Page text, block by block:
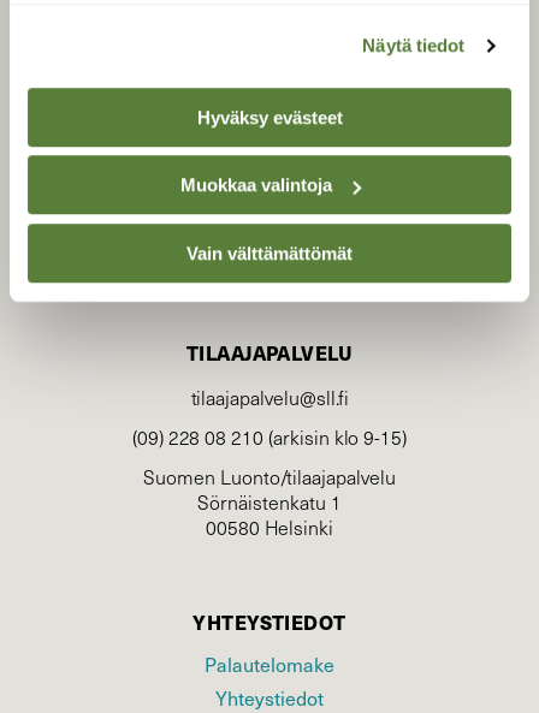
Näytä tiedot
Hyväksy evästeet
Muokkaa valintoja
Vain välttämättömät
luonnonsuojelu­liitto.
TILAAJAPALVELU
tilaajapalvelu@sll.fi
(09) 228 08 210 (arkisin klo 9-15)
Suomen Luonto/tilaajapalvelu
Sörnäistenkatu 1
00580 Helsinki
YHTEYSTIEDOT
Palautelomake
Yhteystiedot